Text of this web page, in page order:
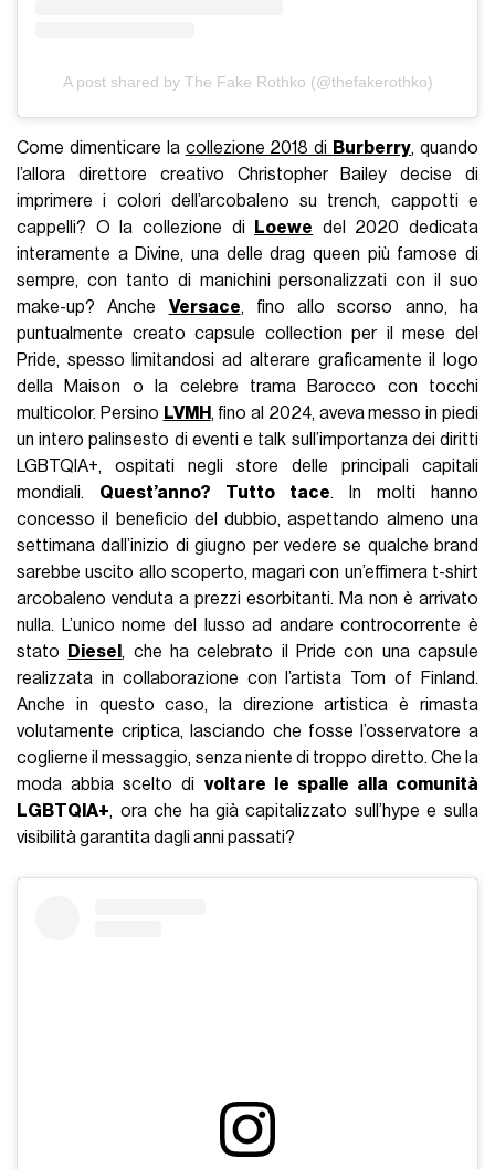
A post shared by The Fake Rothko (@thefakerothko)
Come dimenticare la collezione 2018 di Burberry, quando
l’allora direttore creativo Christopher Bailey decise di
imprimere i colori dell’arcobaleno su trench, cappotti e
cappelli? O la collezione di
Loewe del 2020 dedicata
interamente a Divine, una delle drag queen più famose di
sempre, con tanto di manichini personalizzati con il suo
make-up? Anche Versace, fino allo scorso anno, ha
puntualmente creato capsule collection per il mese del
Pride, spesso limitandosi ad alterare graficamente il logo
della Maison o la celebre trama Barocco con tocchi
multicolor. Persino LVMH , fino al 2024, aveva messo in piedi
un intero palinsesto di eventi e talk sull’importanza dei diritti
LGBTQIA+, ospitati negli store delle principali capitali
mondiali. Quest’anno? Tutto tace. In molti hanno
concesso il beneficio del dubbio, aspettando almeno una
settimana dall’inizio di giugno per vedere se qualche brand
sarebbe uscito allo scoperto, magari con un’effimera t-shirt
arcobaleno venduta a prezzi esorbitanti. Ma non è arrivato
nulla. L’unico nome del lusso ad andare controcorrente è
stato
Diesel , che ha celebrato il Pride con una capsule
realizzata in collaborazione con l’artista Tom of Finland.
Anche in questo caso, la direzione artistica è rimasta
volutamente criptica, lasciando che fosse l’osservatore a
coglierne il messaggio, senza niente di troppo diretto. Che la
moda abbia scelto di voltare le spalle alla comunità
LGBTQIA+, ora che ha già capitalizzato sull’hype e sulla
visibilità garantita dagli anni passati?